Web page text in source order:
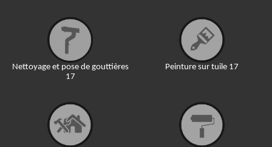
Nettoyage et pose de gouttières
17
Peinture sur tuile 17